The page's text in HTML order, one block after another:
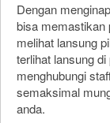
Dengan
bisa memastikan
melihat lansung
terlihat lansung
menghubungi
semaksimal
anda.